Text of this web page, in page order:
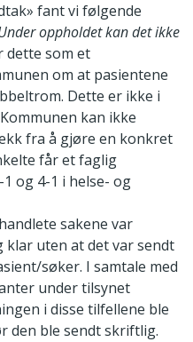
fant vi følgende
oppholdet kan det ikke
dette som et
om at pasientene
Dette er ikke i
kan ikke
fra å gjøre en konkret
får et faglig
og 4-1 i helse- og
sakene var
uten at det var sendt
søker. I samtale med
under tilsynet
i disse tilfellene ble
den ble sendt skriftlig.